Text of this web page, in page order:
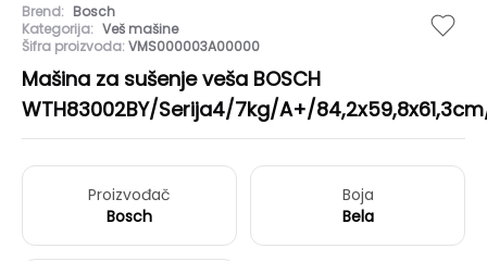
Brend: Bosch
Kategorija: Veš mašine
Šifra proizvoda:VMS000003A00000
Mašina za sušenje veša BOSCH
WTH83002BY/Serija4/7kg/A+/
Proizvođač
Bosch
Boja
Bela